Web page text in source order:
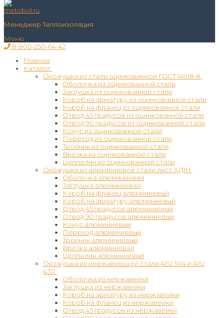
Менеджер Теплоизоляция
Меню
8-800-250-64-42
Главная
Каталог
Окожушка из стали оцинкованной ГОСТ 14918-8
Оболочка из оцинкованной стали
Заглушка из оцинкованной стали
Короб на арматуру из оцинкованной стали
Короб на фланец из оцинкованной стали
Отвод 45 градусов из оцинкованной стали
Отвод 90 градусов из оцинкованной стали
Конус из оцинкованной стали
Переход из оцинкованной стали
Тройник из оцинкованной стали
Врезка из оцинкованной стали
Цеппелин из оцинкованной стали
Окожушка из алюминиевой стали лист АД1Н
Оболочка алюминиевая
Заглушка алюминиевая
Короб на фланец алюминиевый
Короб на арматуру алюминиевый
Отвод 45 градусов алюминиевый
Отвод 90 градусов алюминиевый
Конус алюминиевый
Переход алюминиевый
Тройник алюминиевый
Врезка алюминиевая
Цеппелин алюминиевый
Окожушка из нержавеющей стали AISI 304 и AISI
430
Оболочка из нержавейки
Заглушка из нержавейки
Короб на арматуру из нержавейки
Короб на фланец из нержавейки
Отвод 45 градусов из нержавейки